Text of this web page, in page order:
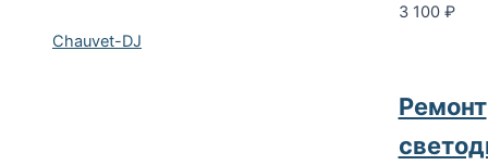
Chauvet-DJ
3 100 ₽
Ремонт